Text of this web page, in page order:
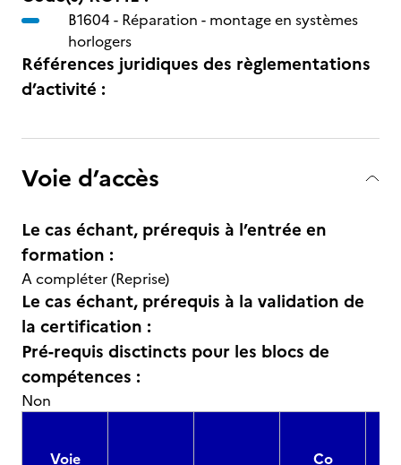
B1604 - Réparation - montage en systèmes
horlogers
Références juridiques des règlementations
d’activité :
Voie d’accès
Le cas échant, prérequis à l’entrée en
formation :
A compléter (Reprise)
Le cas échant, prérequis à la validation de
la certification :
Pré-requis disctincts pour les blocs de
compétences :
Non
Voie
Co